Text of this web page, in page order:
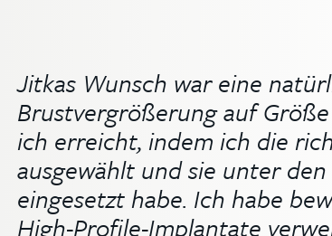
Jitkas Wunsch war eine
Brustvergrößerung auf Größe
ich erreicht, indem ich die
ausgewählt und sie unter
eingesetzt habe. Ich habe
High-Profile-Implantate